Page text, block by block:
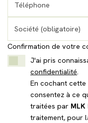
Téléphone
Société (obligatoire)
J'ai pris
confidentialité.
En cochant
consentez à ce
traitées par
traitement, pour
Confirmation de votre